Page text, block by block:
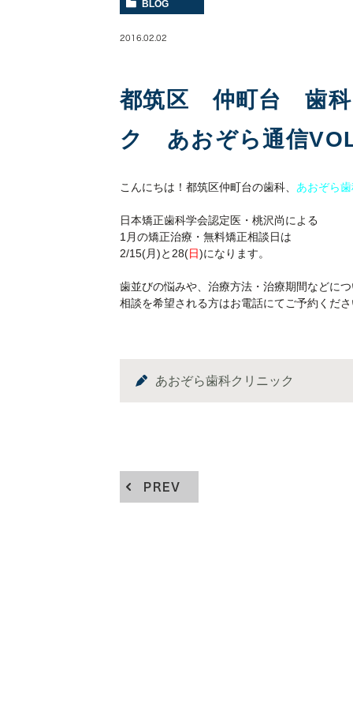
BLOG
2016.02.02
都筑区 仲町台 歯
ク あおぞら通信
こんにちは！都筑区仲町台の歯科、 あおぞら
日本矯正歯科学会認定医・桃沢尚による
1月の矯正治療・無料矯正相談日は
2/15(月)と28(日)になります。
歯並びの悩みや、治療方法・治療期間などに
相談を希望される方はお電話にてご予約くだ
あおぞら歯科クリニック
PREV